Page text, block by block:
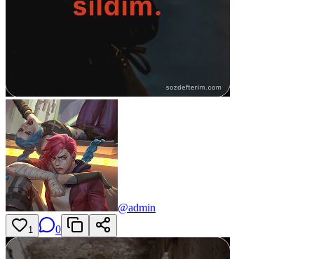
@admin
1 0